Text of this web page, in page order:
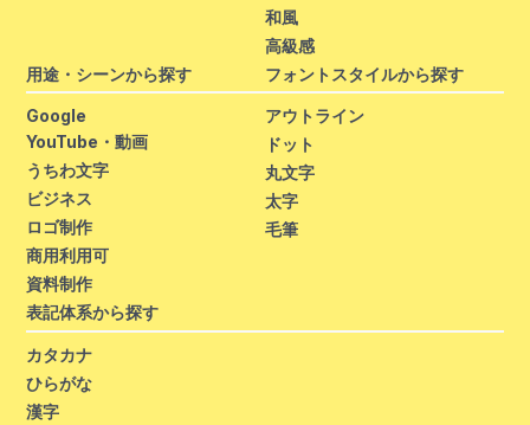
和風
高級感
用途・シーンから探す
Google
YouTube・動画
うちわ文字
ビジネス
ロゴ制作
商用利用可
資料制作
フォントスタイルから探す
アウトライン
ドット
丸文字
太字
毛筆
表記体系から探す
カタカナ
ひらがな
漢字